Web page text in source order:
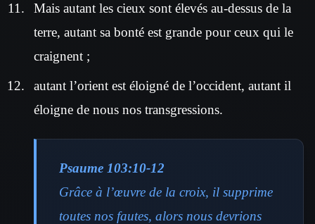
Mais autant les cieux sont élevés au-dessus de la
terre, autant sa bonté est grande pour ceux qui le
craignent ;
autant l’orient est éloigné de l’occident, autant il
éloigne de nous nos transgressions.
Psaume 103:10-12
Grâce à l’œuvre de la croix, il supprime
toutes nos fautes, alors nous devrions